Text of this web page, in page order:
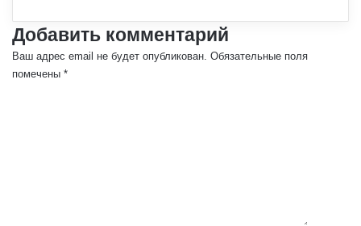
Добавить комментарий
Ваш адрес email не будет опубликован. Обязательные поля
помечены *